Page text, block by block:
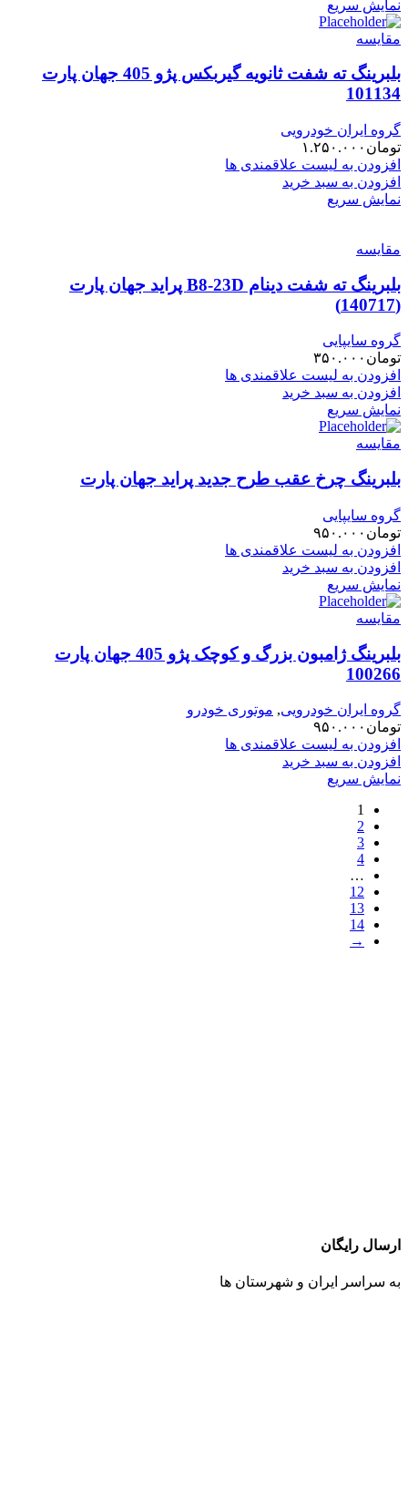
نمایش سریع
مقایسه
بلبرینگ ته شفت ثانویه گیربکس پژو 405 جهان پارت
101134
گروه ایران خودرویی
تومان ۱.۲۵۰.۰۰۰
افزودن به لیست علاقمندی ها
افزودن به سبد خرید
نمایش سریع
مقایسه
بلبرینگ ته شفت دینام B8-23D پراید جهان پارت
(140717)
گروه سایپایی
تومان ۳۵۰.۰۰۰
افزودن به لیست علاقمندی ها
افزودن به سبد خرید
نمایش سریع
مقایسه
بلبرینگ چرخ عقب طرح جدید پراید جهان پارت
گروه سایپایی
تومان ۹۵۰.۰۰۰
افزودن به لیست علاقمندی ها
افزودن به سبد خرید
نمایش سریع
مقایسه
بلبرینگ ژامبون بزرگ و کوچک پژو 405 جهان پارت
100266
گروه ایران خودرویی, موتوری خودرو
تومان ۹۵۰.۰۰۰
افزودن به لیست علاقمندی ها
افزودن به سبد خرید
نمایش سریع
1
2
3
4
…
12
13
14
→
ارسال رایگان
به سراسر ایران و شهرستان ها